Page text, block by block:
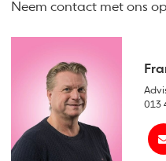
Neem contact met ons
013